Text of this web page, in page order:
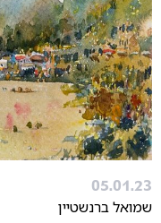
05.01.23
שמואל ברנשטיין